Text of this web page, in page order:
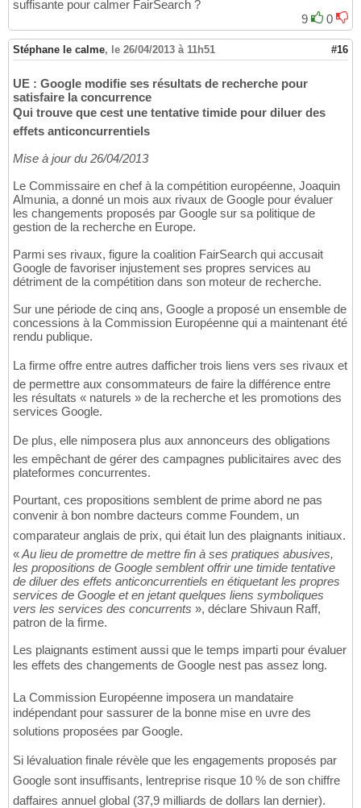
suffisante pour calmer FairSearch ?
9
0
Stéphane le calme, le 26/04/2013 à 11h51 #16
UE : Google modifie ses résultats de recherche pour
satisfaire la concurrence
Qui trouve que cest une tentative timide pour diluer des
effets anticoncurrentiels
Mise à jour du 26/04/2013
Le Commissaire en chef à la compétition européenne, Joaquin
Almunia, a donné un mois aux rivaux de Google pour évaluer
les changements proposés par Google sur sa politique de
gestion de la recherche en Europe.
Parmi ses rivaux, figure la coalition FairSearch qui accusait
Google de favoriser injustement ses propres services au
détriment de la compétition dans son moteur de recherche.
Sur une période de cinq ans, Google a proposé un ensemble de
concessions à la Commission Européenne qui a maintenant été
rendu publique.
La firme offre entre autres dafficher trois liens vers ses rivaux et
de permettre aux consommateurs de faire la différence entre
les résultats « naturels » de la recherche et les promotions des
services Google.
De plus, elle nimposera plus aux annonceurs des obligations
les empêchant de gérer des campagnes publicitaires avec des
plateformes concurrentes.
Pourtant, ces propositions semblent de prime abord ne pas
convenir à bon nombre dacteurs comme Foundem, un
comparateur anglais de prix, qui était lun des plaignants initiaux.
«Au lieu de promettre de mettre fin à ses pratiques abusives,
les propositions de Google semblent offrir une timide tentative
de diluer des effets anticoncurrentiels en étiquetant les propres
services de Google et en jetant quelques liens symboliques
vers les services des concurrents », déclare Shivaun Raff,
patron de la firme.
Les plaignants estiment aussi que le temps imparti pour évaluer
les effets des changements de Google nest pas assez long.
La Commission Européenne imposera un mandataire
indépendant pour sassurer de la bonne mise en uvre des
solutions proposées par Google.
Si lévaluation finale révèle que les engagements proposés par
Google sont insuffisants, lentreprise risque 10 % de son chiffre
daffaires annuel global (37,9 milliards de dollars lan dernier).